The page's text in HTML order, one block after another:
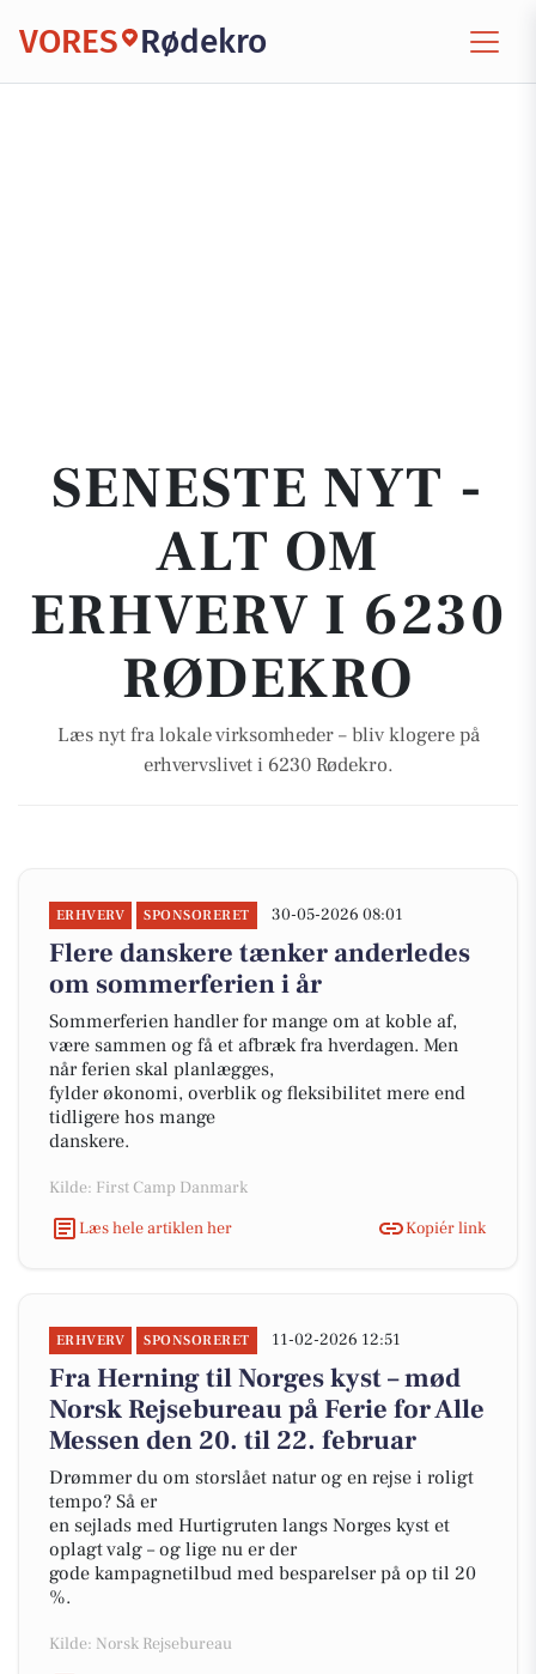
VORES Rødekro
SENESTE NYT -
ALT OM
ERHVERV I 6230
RØDEKRO
Læs nyt fra lokale virksomheder – bliv klogere på
erhvervslivet i 6230 Rødekro.
ERHVERV SPONSORERET 30-05-2026 08:01
Flere danskere tænker anderledes
om sommerferien i år
Sommerferien handler for mange om at koble af,
være sammen og få et afbræk fra hverdagen. Men
når ferien skal planlægges,
fylder økonomi, overblik og fleksibilitet mere end
tidligere hos mange
danskere.
Kilde: First Camp Danmark
Læs hele artiklen her
Kopiér link
ERHVERV SPONSORERET 11-02-2026 12:51
Fra Herning til Norges kyst – mød
Norsk Rejsebureau på Ferie for Alle
Messen den 20. til 22. februar
Drømmer du om storslået natur og en rejse i roligt
tempo? Så er
en sejlads med Hurtigruten langs Norges kyst et
oplagt valg – og lige nu er der
gode kampagnetilbud med besparelser på op til 20
%.
Kilde: Norsk Rejsebureau